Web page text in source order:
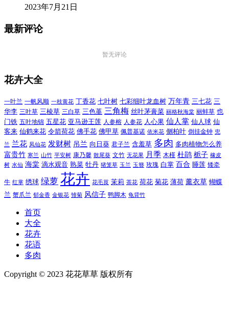
2023年7月21日
最新评论
暂无评论
花卉大全
一叶兰 一帆风顺 一枝黄花 丁香花 七叶树 七彩细叶龙血树 万年青 三七花 三
华李 三叶草 三棱草 三白草 三色堇 三角梅 丝叶茅膏菜 丽格秋海棠 丽蚌草 也
门铁 五叶地锦 五星花 亚马逊王莲 人参榕 人参花 人心果 仙人掌 仙人球 仙
客来 仙鹤来花 令箭荷花 佛手花 佛甲草 佩普基诺 依米花 侧柏叶 倒挂金钟 兜
兰 兰花 凤仙花 发财树 吊兰 向日葵 君子兰 含羞草 多肉 多肉植物怎么养
富贵竹 寒兰 山竹 平安树 康乃馨 散尾葵 文竹 无花果 月季 木槿 杜鹃 栀子 橡皮
树 水仙 海棠 滴水观音 熟菜 牡丹 猪笼草 玉兰 玉簪 玫瑰 白掌 百合 睡莲 矮牵
牛 红掌 绣球 绿萝 花卉 花毛茛 茉莉 茶花 荷花 菊花 薄荷 薰衣草 蝴蝶
兰 蟹爪兰 郁金香 金银花 雏菊 风信子 鸭脚木 龟背竹
首页
大全
花卉
花语
多肉
Copyright © 2023 花花草草 版权所有